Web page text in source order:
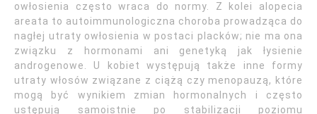
owłosienia często wraca do normy. Z kolei alopecia
areata to autoimmunologiczna choroba prowadząca do
nagłej utraty owłosienia w postaci placków; nie ma ona
związku z hormonami ani genetyką jak łysienie
androgenowe. U kobiet występują także inne formy
utraty włosów związane z ciążą czy menopauzą, które
mogą być wynikiem zmian hormonalnych i często
ustępują samoistnie po stabilizacji poziomu